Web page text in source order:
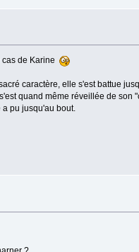
de Karine
caractère, elle s'est battue
quand même réveillée de son
pu jusqu'au bout.